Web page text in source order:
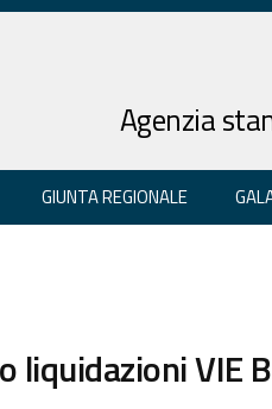
Agenzia
GIUNTA REGIONALE
liquidazioni VIE